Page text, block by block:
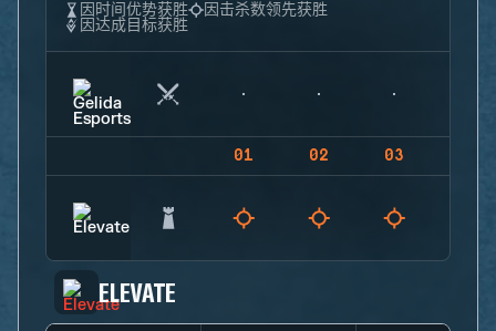
因时间优势获胜
因击杀数领先获胜
因达成目标获胜
01 02 03
ELEVATE